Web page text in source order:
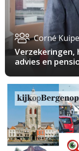
Corné
Verzekeringen,
advies en